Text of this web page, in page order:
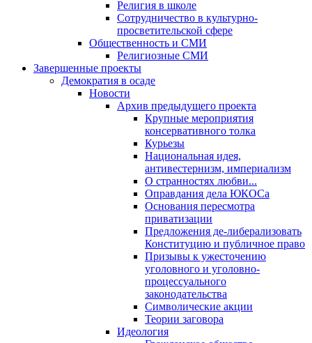
Религия в школе
Сотрудничество в культурно-
просветительской сфере
Общественность и СМИ
Религиозные СМИ
Завершенные проекты
Демократия в осаде
Новости
Архив предыдущего проекта
Крупные мероприятия
консервативного толка
Курьезы
Национальная идея,
антивестернизм, империализм
О странностях любви...
Оправдания дела ЮКОСа
Основания пересмотра
приватизации
Предложения де-либерализовать
Конституцию и публичное право
Призывы к ужесточению
уголовного и уголовно-
процессуального
законодательства
Символические акции
Теории заговора
Идеология